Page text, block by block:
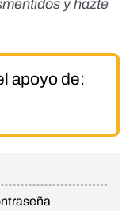
yhazte
apoyo de: